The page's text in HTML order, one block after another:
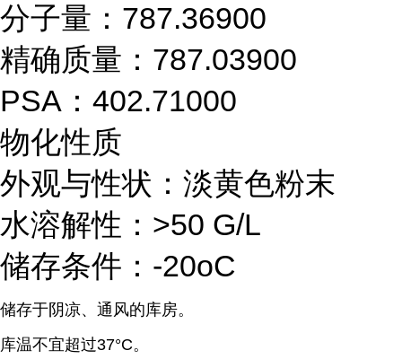
分子量：787.36900
精确质量：787.03900
PSA：402.71000
物化性质
外观与性状：淡黄色粉末
水溶解性：>50 G/L
储存条件：-20oC
储存于阴凉、通风的库房。
库温不宜超过37°C。